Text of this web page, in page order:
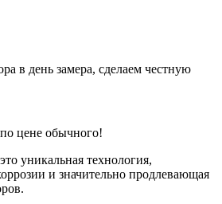
в день замера, сделаем честную
цене обычного!
уникальная технология,
и значительно продлевающая